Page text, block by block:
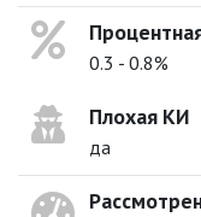
0.3 - 0.8%
Плохая КИ
да